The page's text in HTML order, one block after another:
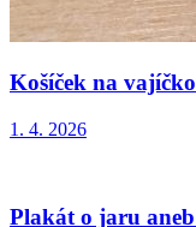
Košíček na
1. 4. 2026
Plakát o jaru